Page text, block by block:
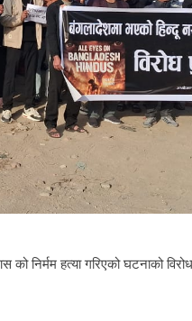
को निर्मम हत्या गरिएको घटनाको